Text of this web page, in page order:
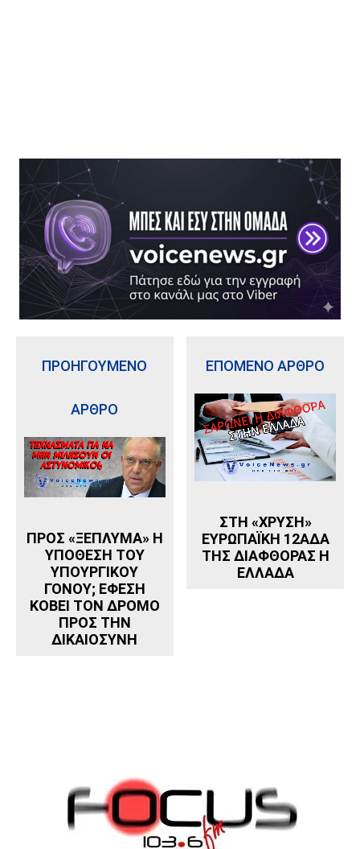
ΠΡΟΗΓΟΥΜΕΝΟ
ΑΡΘΡΟ
ΠΡΟΣ «ΞΕΠΛΥΜΑ» Η
ΥΠΟΘΕΣΗ ΤΟΥ
ΥΠΟΥΡΓΙΚΟΥ
ΓΟΝΟΥ; ΕΦΕΣΗ
ΚΟΒΕΙ ΤΟΝ ΔΡΟΜΟ
ΠΡΟΣ ΤΗΝ
ΔΙΚΑΙΟΣΥΝΗ
ΕΠΟΜΕΝΟ ΑΡΘΡΟ
ΣΤΗ «ΧΡΥΣΗ»
ΕΥΡΩΠΑΪΚΗ 12ΑΔΑ
ΤΗΣ ΔΙΑΦΘΟΡΑΣ Η
ΕΛΛΑΔΑ